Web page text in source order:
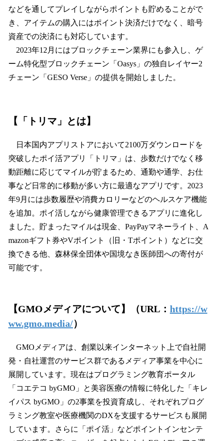
などを通してプレイしながらポイントも貯めることがで
き、アイテムの購入にはポイント決済だけでなく、暗号
資産での決済にも対応しています。
2023年12月にはブロックチェーン業界にも参入し、ゲ
ーム特化型ブロックチェーン「Oasys」の独自レイヤー2
チェーン「GESO Verse」の提供を開始しました。
【「トリマ」とは】
日本国内アプリストアにおいて2100万ダウンロードを
突破したポイ活アプリ「トリマ」は、歩数だけでなく移
動距離に応じてマイルが貯まるため、通勤や通学、お仕
事など日常的に移動が多い方に最適なアプリです。2023
年9月には歩数履歴や消費カロリーなどのヘルスケア機能
を追加。ポイ活しながら健康管理できるアプリに進化し
ました。貯まったマイルは現金、PayPayマネーライト、A
mazonギフト券やVポイント（旧・Tポイント）などに交
換できる他、森林保全団体や国境なき医師団への寄付が
可能です。
【GMOメディアについて】（URL： https://w
ww.gmo.media/）
GMOメディアは、創業以来インターネット上で自社開
発・自社運営のサービス群であるメディア事業を中心に
展開しています。現在はプログラミング教育ポータル
「コエテコ byGMO」と美容医療の情報に特化した「キレ
イパス byGMO」の2事業を投資育成し、それぞれプログ
ラミング教室や医療機関のDXを支援するサービスも展開
しています。さらに「ポイ活」などポイントインセンテ